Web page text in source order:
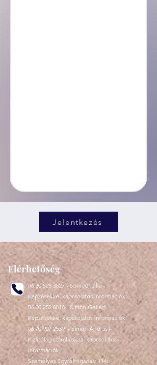
Jelentkezés
Elérhetőség
06 30 525 3827 - Somodi Lilla -
Képzésekkel kapcsolatos információk
06 20 252 8818 - Simon Gellért -
Képzésekkel kapcsolatos információk
06 70 907 2539 - Simon András -
Kizárólag számlázással kapcsolatos
információk
Személyes ügyfélfogadás: 1146